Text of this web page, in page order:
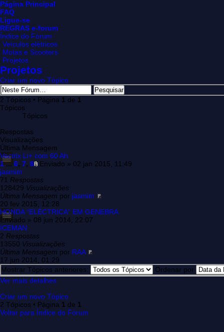
Página Principal
FAQ
Ligue-se
REGRAS e-forum
Índice do Fórum
Veículos elétricos
Motas e Scooters
Projetos
Projetos
Criar um novo Tópico
2 Tópicos • Página 1 de 1
Tópicos
Tópicos
Respostas
Visualizações
Última Mensagem
Vectrix Li+ com 60 Ah
1...6, 7, 8
Enviado » 02 jan 2015, 11:49
jasmim
71 Respostas
128429 Visualizações
Última Mensagem por jasmim
20 fev 2015, 12:28
HONDA “ELÉCTRICA” EM GENEBRA
Enviado » 08 jun 2014, 22:07
ICEMAN
2 Respostas
13550 Visualizações
Última Mensagem por RAA
17 jun 2014, 01:29
Mostrar Tópicos anteriores:
Ordenar por
Ver mais detalhes
Criar um novo Tópico
2 Tópicos • Página 1 de 1
Voltar para Índice do Fórum